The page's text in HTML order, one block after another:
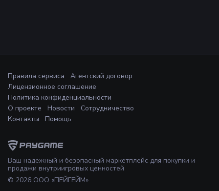
Ваш надёжный и безопасный маркетплейс для покупки и
продажи внутриигровых ценностей
© 2026 ООО «ПЕЙГЕЙМ»
Правила сервиса
Агентский договор
Лицензионное соглашение
Политика конфиденциальности
О проекте
Новости
Сотрудничество
Контакты
Помощь